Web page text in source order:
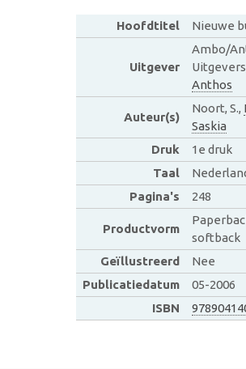
Hoofdtitel Nieuwe
Uitgever
Ambo/
Anthos
Auteur(s)
Noort, S.,
Saskia
Druk
1e druk
Taal
Pagina's
248
Productvorm
softback
Geïllustreerd
Nee
Publicatiedatum
05-2006
ISBN